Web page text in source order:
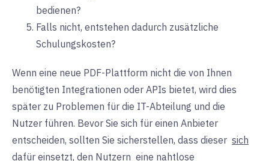
bedienen?
Falls nicht, entstehen dadurch zusätzliche
Schulungskosten?
Wenn eine neue PDF-Plattform nicht die von Ihnen
benötigten Integrationen oder APIs bietet, wird dies
später zu Problemen für die IT-Abteilung und die
Nutzer führen. Bevor Sie sich für einen Anbieter
entscheiden, sollten Sie sicherstellen, dass dieser sich
dafür einsetzt, den Nutzern eine nahtlose